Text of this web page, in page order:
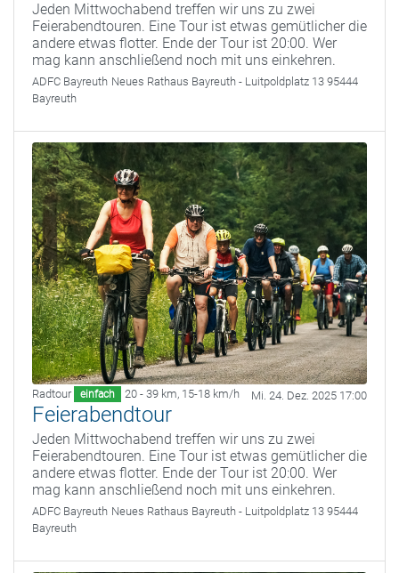
Jeden Mittwochabend treffen wir uns zu zwei
Feierabendtouren. Eine Tour ist etwas gemütlicher die
andere etwas flotter. Ende der Tour ist 20:00. Wer
mag kann anschließend noch mit uns einkehren.
ADFC Bayreuth Neues Rathaus Bayreuth - Luitpoldplatz 13 95444
Bayreuth
Radtour einfach 20 - 39 km, 15-18 km/h Mi. 24. Dez. 2025 17:00
Feierabendtour
Jeden Mittwochabend treffen wir uns zu zwei
Feierabendtouren. Eine Tour ist etwas gemütlicher die
andere etwas flotter. Ende der Tour ist 20:00. Wer
mag kann anschließend noch mit uns einkehren.
ADFC Bayreuth Neues Rathaus Bayreuth - Luitpoldplatz 13 95444
Bayreuth